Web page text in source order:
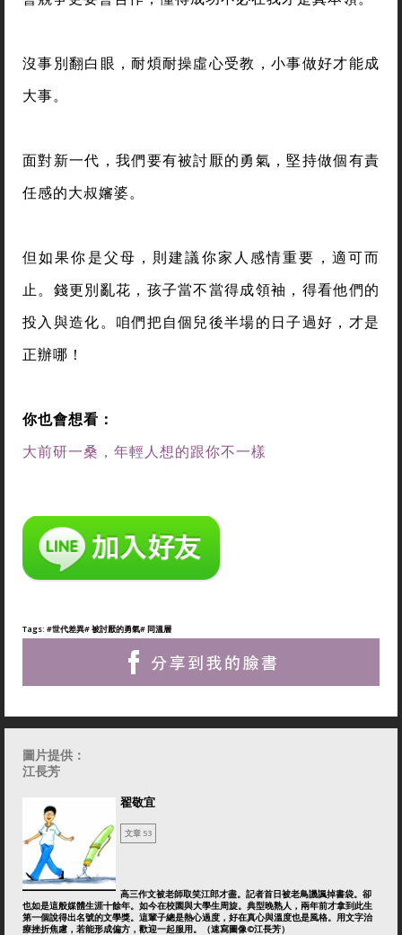
沒事別翻白眼，耐煩耐操虛心受教，小事做好才能成
大事。
面對新一代，我們要有被討厭的勇氣，堅持做個有責
任感的大叔嬸婆。
但如果你是父母，則建議你家人感情重要，適可而
止。錢更別亂花，孩子當不當得成領袖，得看他們的
投入與造化。咱們把自個兒後半場的日子過好，才是
正辦哪！
你也會想看：
大前研一桑，年輕人想的跟你不一樣
Tags: #世代差異# 被討厭的勇氣# 同溫層
圖片提供：
江長芳
翟敬宜
文章 53
高三作文被老師取笑江郎才盡。記者首日被老鳥譏諷掉書袋。卻
也如是這般媒體生涯十餘年。如今在校園與大學生周旋。典型晚熟人，兩年前才拿到此生
第一個說得出名號的文學獎。這輩子總是熱心過度，好在真心與溫度也是風格。用文字治
療挫折焦慮，若能形成偏方，歡迎一起服用。（速寫圖像©江長芳）